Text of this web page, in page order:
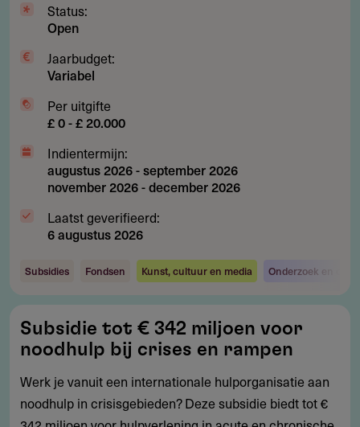
Status:
Open
Jaarbudget:
Variabel
Per uitgifte
£ 0 - £ 20.000
Indientermijn:
augustus 2026-september 2026
november 2026-december 2026
Laatst geverifieerd:
6 augustus 2026
Subsidies Fondsen Kunst, cultuur en media Onderzoek en
tot
€
342
miljoen
Subsidie tot € 342 miljoen voor
noodhulp bij crises en rampen
Werk je vanuit een internationale hulporganisatie aan
noodhulp in crisisgebieden? Deze subsidie biedt tot €